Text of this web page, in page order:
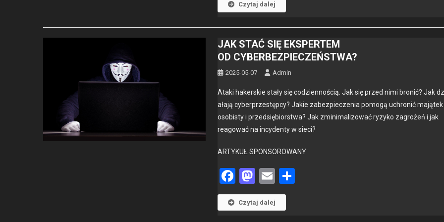
Czytaj dalej
JAK STAĆ SIĘ EKSPERTEM
OD CYBERBEZPIECZEŃSTWA?
2025-05-07 Admin
Ata­ki hak­er­skie stały się codzi­en­noś­cią. Jak się przed nimi bronić? Jak
ała­ją cyber­przestęp­cy? Jakie zabez­pieczenia pomogą uchronić majątek
oso­bisty i przed­siębiorstwa? Jak zmin­i­mal­i­zować ryzyko zagrożeń i jak
reagować na incy­den­ty w sieci?
ARTYKUŁ SPONSOROWANY
Facebook
Mastodon
Email
Czytaj dalej